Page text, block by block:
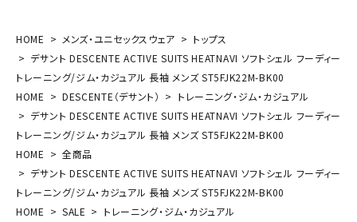
HOME メンズ・ユニセックスウェア
トップス
デサント DESCENTE ACTIVE SUITS HEATNAVI ソフトシェル フーディー
トレーニング/ジム・カジュアル 長袖 メンズ ST5FJK22M-BK00
HOME
DESCENTE（デサント）
トレーニング・ジム・カジュアル
デサント DESCENTE ACTIVE SUITS HEATNAVI ソフトシェル フーディー
トレーニング/ジム・カジュアル 長袖 メンズ ST5FJK22M-BK00
HOME
全商品
デサント DESCENTE ACTIVE SUITS HEATNAVI ソフトシェル フーディー
トレーニング/ジム・カジュアル 長袖 メンズ ST5FJK22M-BK00
HOME
SALE
トレーニング・ジム・カジュアル